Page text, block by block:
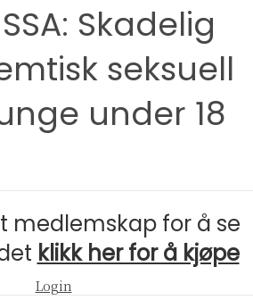
Skadelig
seksuell
under 18
medlemskap for å se
klikk her for å kjøpe
Login